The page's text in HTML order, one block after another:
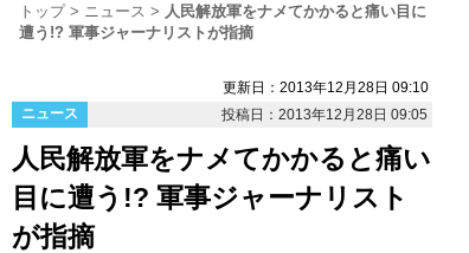
トップ ニュース
人民解放軍をナメてかかると痛い目に
遭う!? 軍事ジャーナリストが指摘
更新日：2013年12月28日 09:10
ニュース
投稿日：2013年12月28日 09:05
人民解放軍をナメてかかると痛い
目に遭う!? 軍事ジャーナリスト
が指摘